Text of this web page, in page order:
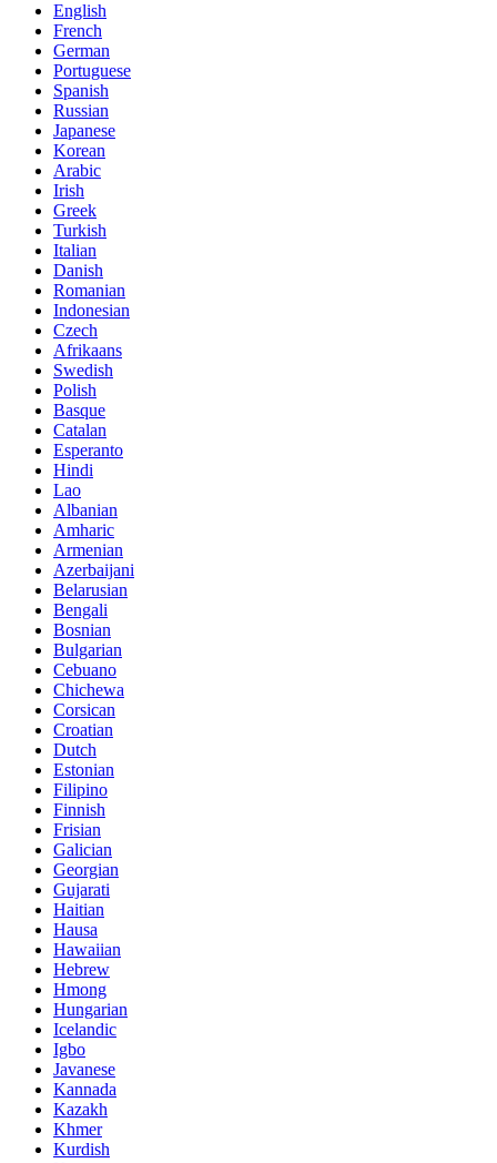
English
French
German
Portuguese
Spanish
Russian
Japanese
Korean
Arabic
Irish
Greek
Turkish
Italian
Danish
Romanian
Indonesian
Czech
Afrikaans
Swedish
Polish
Basque
Catalan
Esperanto
Hindi
Lao
Albanian
Amharic
Armenian
Azerbaijani
Belarusian
Bengali
Bosnian
Bulgarian
Cebuano
Chichewa
Corsican
Croatian
Dutch
Estonian
Filipino
Finnish
Frisian
Galician
Georgian
Gujarati
Haitian
Hausa
Hawaiian
Hebrew
Hmong
Hungarian
Icelandic
Igbo
Javanese
Kannada
Kazakh
Khmer
Kurdish